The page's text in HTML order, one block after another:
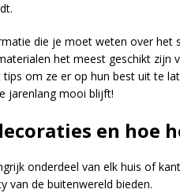
die je moet weten over het
het meest geschikt zijn
om ze er op hun best uit te
jarenlang mooi blijft!
en hoe
onderdeel van elk huis of
van de buitenwereld bieden.